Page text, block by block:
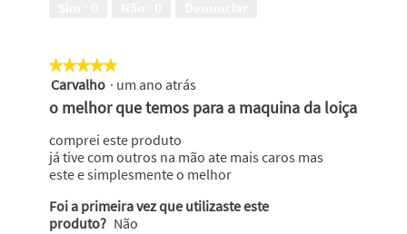
★★★★★
★★★★★
5
5
Carvalho · um ano atrás
o melhor que temos para a maquina da loiça
comprei este produto
já tive com outros na mão ate mais caros mas
este e simplesmente o melhor
Foi a primeira vez que utilizaste este
produto? Não